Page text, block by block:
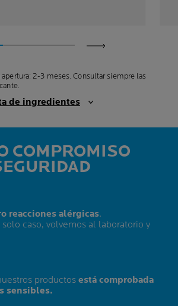
2-3 meses. Consultar siempre las
de ingredientes
COMPROMISO
reacciones alérgicas.
caso, volvemos al laboratorio y
productos está comprobada
sensibles.